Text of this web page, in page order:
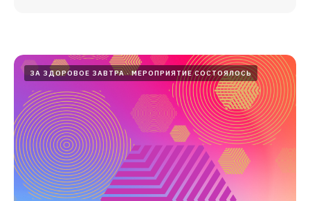
ЗА ЗДОРОВОЕ ЗАВТРА МЕРОПРИЯТИЕ СОСТОЯЛОСЬ